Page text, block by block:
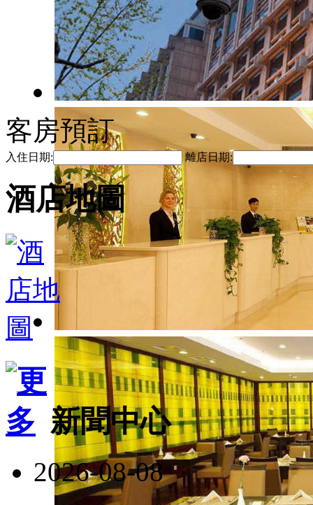
客房預訂
入住日期: 離店日期:
酒店地圖
新聞中心
2026-08-08